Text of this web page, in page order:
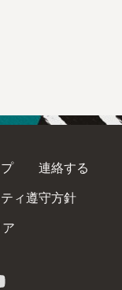
連絡する
ィ遵守方針